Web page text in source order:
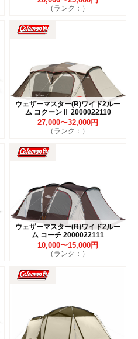
（ランク：）
ウェザーマスター(R)ワイド2ルー
ム コクーンⅡ 2000022110
27,000〜32,000円
（ランク：）
ウェザーマスター(R)ワイド2ルー
ム コーチ 2000022111
10,000〜15,000円
（ランク：）